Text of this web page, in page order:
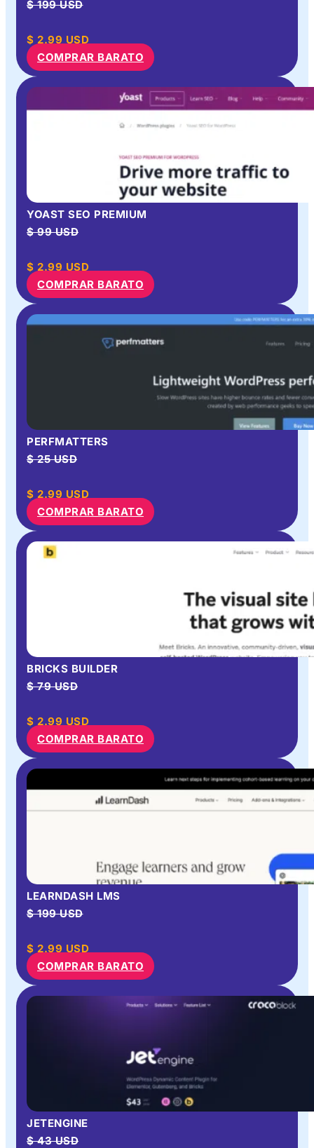
$ 199 USD
$ 2.99 USD
COMPRAR BARATO
YOAST SEO PREMIUM
$ 99 USD
$ 2.99 USD
COMPRAR BARATO
PERFMATTERS
$ 25 USD
$ 2.99 USD
COMPRAR BARATO
BRICKS BUILDER
$ 79 USD
$ 2.99 USD
COMPRAR BARATO
LEARNDASH LMS
$ 199 USD
$ 2.99 USD
COMPRAR BARATO
JETENGINE
$ 43 USD